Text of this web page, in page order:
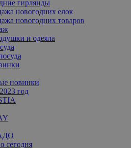
гирлянды
новогодних елок
новогодних товаров
и одеяла
новинки
год
сегодня